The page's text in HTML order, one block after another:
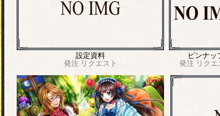
設定資料
発注 リクエスト
ピンナッ
発注 リク